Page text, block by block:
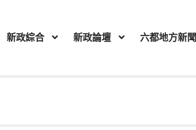
新政綜合 新政論壇 六都地方新聞